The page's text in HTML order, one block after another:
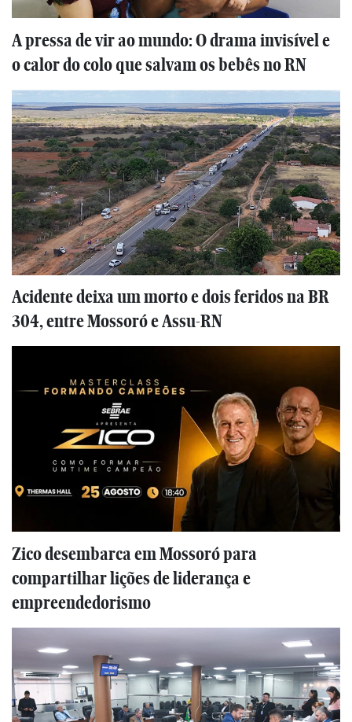
A pressa de vir ao mundo: O drama invisível e
o calor do colo que salvam os bebês no RN
Acidente deixa um morto e dois feridos na BR
304, entre Mossoró e Assu-RN
Zico desembarca em Mossoró para
compartilhar lições de liderança e
empreendedorismo